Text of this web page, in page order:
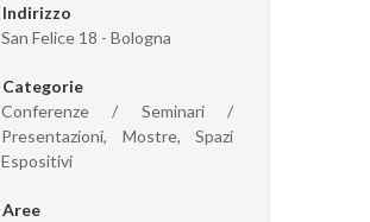
Indirizzo
San Felice 18 - Bologna
Categorie
Conferenze / Seminari /
Presentazioni, Mostre, Spazi
Espositivi
Aree